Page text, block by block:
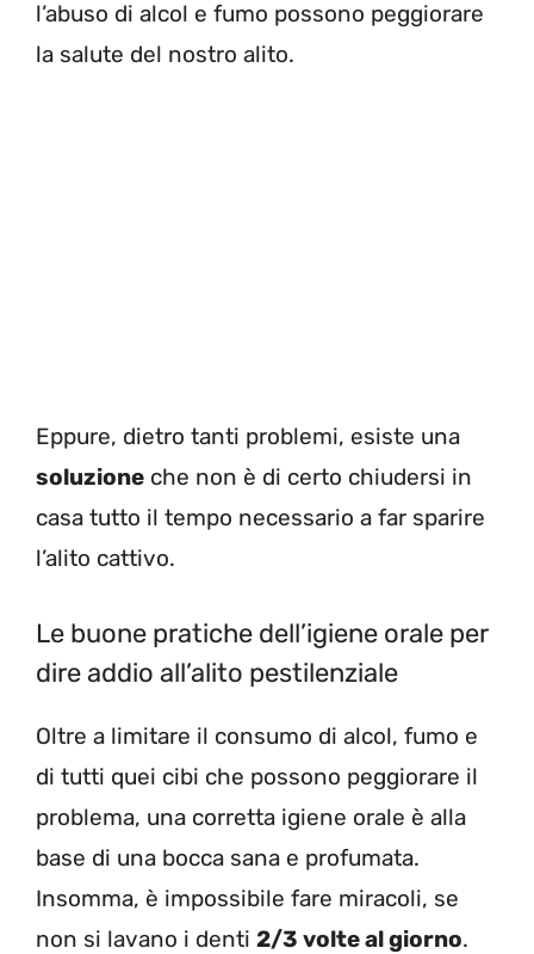
l’abuso di alcol e fumo possono peggiorare
la salute del nostro alito.
Eppure, dietro tanti problemi, esiste una
soluzione che non è di certo chiudersi in
casa tutto il tempo necessario a far sparire
l’alito cattivo.
Le buone pratiche dell’igiene orale per
dire addio all’alito pestilenziale
Oltre a limitare il consumo di alcol, fumo e
di tutti quei cibi che possono peggiorare il
problema, una corretta igiene orale è alla
base di una bocca sana e profumata.
Insomma, è impossibile fare miracoli, se
non si lavano i denti 2/3 volte al giorno.